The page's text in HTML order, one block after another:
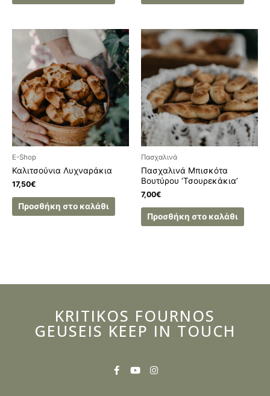
E-Shop
Καλιτσούνια Λυχναράκια
17,50€
Προσθήκη στο καλάθι
Πασχαλινά
Πασχαλινά Μπισκότα
Βουτύρου ‘Τσουρεκάκια’
7,00€
Προσθήκη στο καλάθι
KRITIKOS FOURNOS
GEUSEIS KEEP IN TOUCH